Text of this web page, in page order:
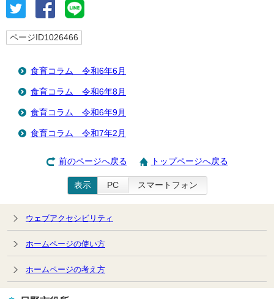
ページID1026466
食育コラム 令和6年6月
食育コラム 令和6年8月
食育コラム 令和6年9月
食育コラム 令和7年2月
前のページへ戻る トップページへ戻る
表示 PC スマートフォン
ウェブアクセシビリティ
ホームページの使い方
ホームページの考え方